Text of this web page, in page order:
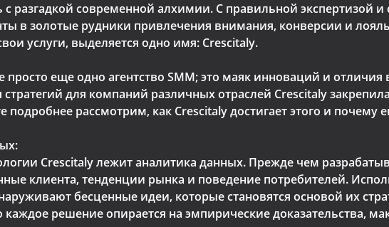
разгадкой современной алхимии. С правильной экспертизой
в золотые рудники привлечения внимания, конверсии и
услуги, выделяется одно имя: Crescitaly.
просто еще одно агентство SMM; это маяк инноваций и
стратегий для компаний различных отраслей Crescitaly
подробнее рассмотрим, как Crescitaly достигает этого и почему
Crescitaly лежит аналитика данных. Прежде чем
клиента, тенденции рынка и поведение потребителей.
бесценные идеи, которые становятся основой их
каждое решение опирается на эмпирические доказательства,